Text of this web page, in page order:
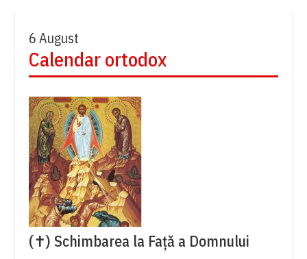
6 August
Calendar ortodox
(✝) Schimbarea la Față a Domnului